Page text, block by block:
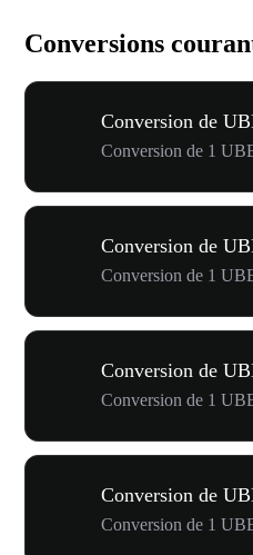
Conversions
Conversion de
Conversion de 1
Conversion de
Conversion de 1
Conversion de
Conversion de 1
Conversion de
Conversion de 1